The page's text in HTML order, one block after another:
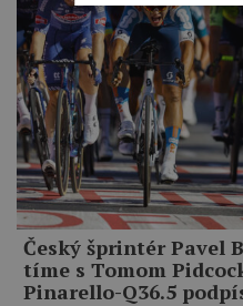
Český šprintér Pavel
tíme s Tomom
Pinarello-Q36.5